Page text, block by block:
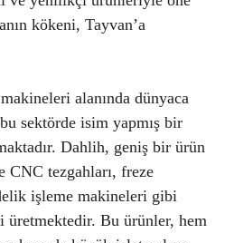
kökeni, Tayvan’a
alanında dünyaca
sektörde isim yapmış bir
Dahlih, geniş bir ürün
CNC tezgahları, freze
işleme makineleri gibi
Bu ürünler, hem